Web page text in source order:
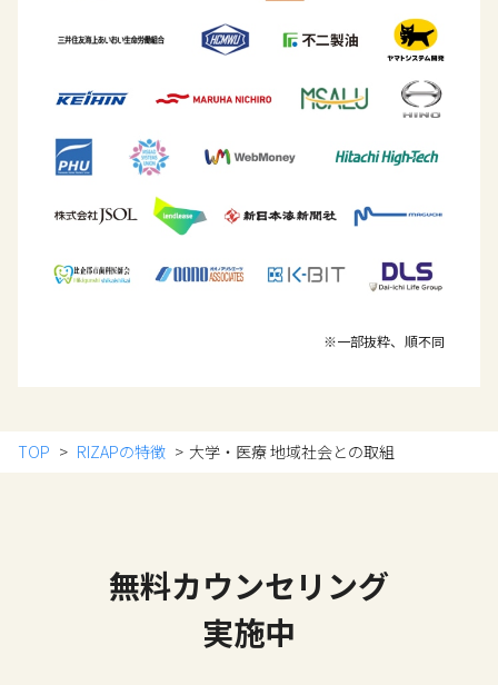
※一部抜粋、順不同
TOP RIZAPの特徴 大学・医療 地域社会との取組
無料カウンセリング
実施中